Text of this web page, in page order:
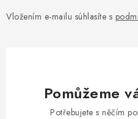
Vložením e-mailu súhlasíte s
Pomůžeme
Potřebujete s něčím